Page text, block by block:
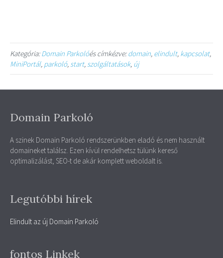
Kategória:Domain Parkolóés címkézve:domain, elindult, kapcsolat,
MiniPortál, parkoló, start, szolgáltatások, új
Domain Parkoló
A szinek Domain Parkoló rendszerünkben eladó és nem használt
domaineket találsz. Ezen kívül rendelhetsz tülünk kereső
optimalizálást, SEO-t de akár komplett weboldalt is.
Legutóbbi hírek
Elindult az új Domain Parkoló
fontos Linkek